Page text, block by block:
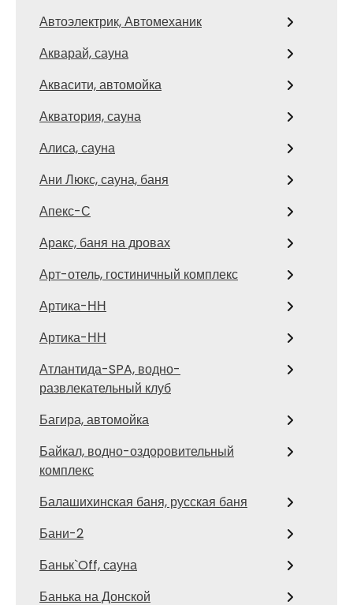
Автоэлектрик, Автомеханик
Акварай, сауна
Аквасити, автомойка
Акватория, сауна
Алиса, сауна
Ани Люкс, сауна, баня
Апекс-С
Аракс, баня на дровах
Арт-отель, гостиничный комплекс
Артика-НН
Артика-НН
Атлантида-SPA, водно-
развлекательный клуб
Багира, автомойка
Байкал, водно-оздоровительный
комплекс
Балашихинская баня, русская баня
Бани-2
Баньк`Off, сауна
Банька на Донской